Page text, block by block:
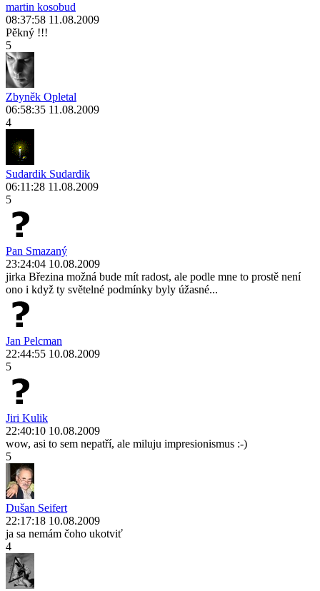
martin kosobud
08:37:58 11.08.2009
Pěkný !!!
5
Zbyněk Opletal
06:58:35 11.08.2009
4
Sudardik Sudardik
06:11:28 11.08.2009
5
Pan Smazaný
23:24:04 10.08.2009
jirka Březina možná bude mít radost, ale podle mne to prostě není
ono i když ty světelné podmínky byly úžasné...
Jan Pelcman
22:44:55 10.08.2009
5
Jiri Kulik
22:40:10 10.08.2009
wow, asi to sem nepatří, ale miluju impresionismus :-)
5
Dušan Seifert
22:17:18 10.08.2009
ja sa nemám čoho ukotviť
4